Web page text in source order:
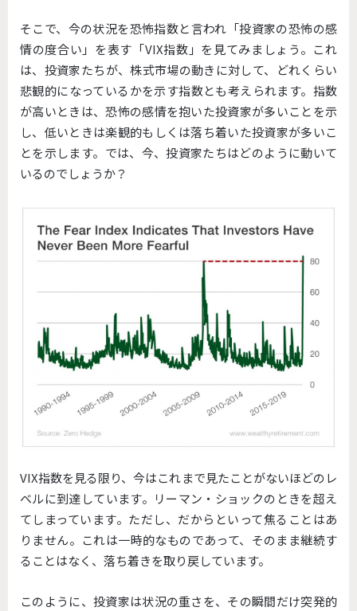
そこで、今の状況を恐怖指数と言われ「投資家の恐怖の感
情の度合い」を表す「VIX指数」を見てみましょう。これ
は、投資家たちが、株式市場の動きに対して、どれくらい
悲観的になっているかを示す指数とも考えられます。指数
が高いときは、恐怖の感情を抱いた投資家が多いことを示
し、低いときは楽観的もしくは落ち着いた投資家が多いこ
とを示します。では、今、投資家たちはどのように動いて
いるのでしょうか？
VIX指数を見る限り、今はこれまで見たことがないほどのレ
ベルに到達しています。リーマン・ショックのときを超え
てしまっています。ただし、だからといって焦ることはあ
りません。これは一時的なものであって、そのまま継続す
ることはなく、落ち着きを取り戻しています。
このように、投資家は状況の重さを、その瞬間だけ突発的